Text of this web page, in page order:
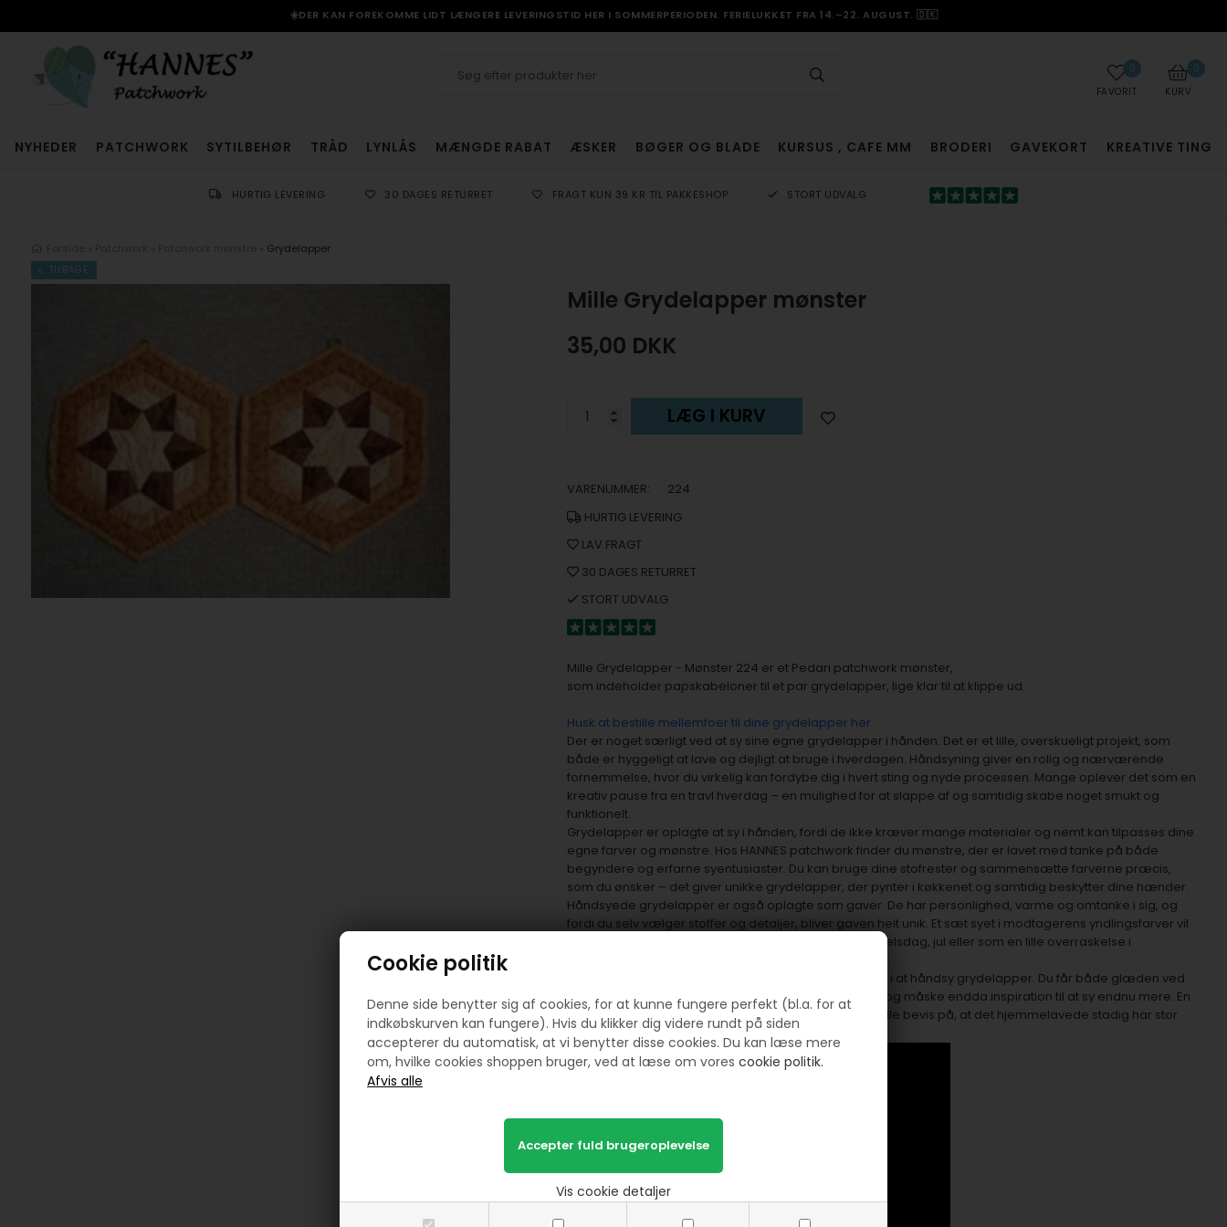
Cookie politik
Denne side benytter sig af cookies, for at kunne fungere perfekt (bl.a. for at
indkøbskurven kan fungere). Hvis du klikker dig videre rundt på siden
accepterer du automatisk, at vi benytter disse cookies. Du kan læse mere
om, hvilke cookies shoppen bruger, ved at læse om vores cookie politik.
Vis cookie detaljer
☀️DER KAN FOREKOMME LIDT LÆNGERE LEVERINGSTID HER I SOMMERPERIODEN. FERIELUKKET FRA 14.–22. AUGUST. 🇩🇰
0
KURV
0
FAVORIT
NYHEDER PATCHWORK SYTILBEHØR TRÅD LYNLÅS MÆNGDE RABAT ÆSKER BØGER OG BLADE KURSUS , CAFE MM BRODERI GAVEKORT KREATIVE TING
HURTIG LEVERING 30 DAGES RETURRET FRAGT KUN 39 KR TIL PAKKESHOP STORT UDVALG
Grydelapper
TILBAGE
Mille Grydelapper mønster
35,00 DKK
LÆG I KURV
VARENUMMER:
224
HURTIG LEVERING
LAV FRAGT
30 DAGES RETURRET
STORT UDVALG
Mille Grydelapper - Mønster 224 er et Pedari patchwork mønster,
som indeholder papskabeloner til et par grydelapper, lige klar til at klippe ud.
Husk at bestille mellemfoer til dine grydelapper her
Der er noget særligt ved at sy sine egne grydelapper i hånden. Det er et lille, overskueligt projekt, som
både er hyggeligt at lave og dejligt at bruge i hverdagen. Håndsyning giver en rolig og nærværende
fornemmelse, hvor du virkelig kan fordybe dig i hvert sting og nyde processen. Mange oplever det som en
kreativ pause fra en travl hverdag – en mulighed for at slappe af og samtidig skabe noget smukt og
funktionelt.
Grydelapper er oplagte at sy i hånden, fordi de ikke kræver mange materialer og nemt kan tilpasses dine
egne farver og mønstre. Hos HANNES patchwork finder du mønstre, der er lavet med tanke på både
begyndere og erfarne syentusiaster. Du kan bruge dine stofrester og sammensætte farverne præcis,
som du ønsker – det giver unikke grydelapper, der pynter i køkkenet og samtidig beskytter dine hænder.
Håndsyede grydelapper er også oplagte som gaver. De har personlighed, varme og omtanke i sig, og
fordi du selv vælger stoffer og detaljer, bliver gaven helt unik. Et sæt syet i modtagerens yndlingsfarver vil
uden tvivl vække glæde – uanset om det er til en fødselsdag, jul eller som en lille overraskelse i
Der er kort sagt mange gode grunde til at kaste sig ud i at håndsy grydelapper. Du får både glæden ved
at skabe noget selv, et praktisk og holdbart resultat – og måske endda inspiration til at sy endnu mere. En
grydelap er mere end bare et stykke stof – den er et lille bevis på, at det hjemmelavede stadig har stor
værdi.